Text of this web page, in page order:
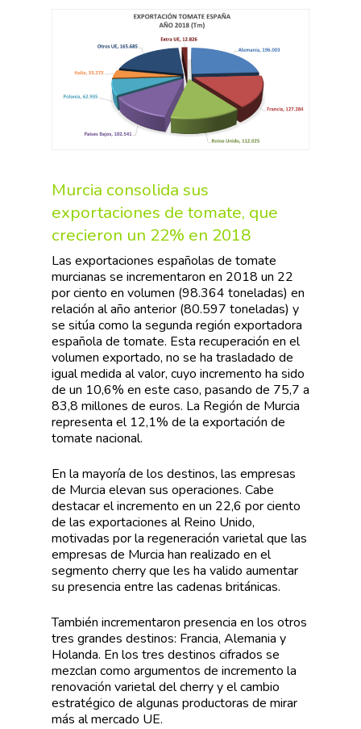
Murcia consolida sus
exportaciones de tomate, que
crecieron un 22% en 2018
Las exportaciones españolas de tomate
murcianas se incrementaron en 2018 un 22
por ciento en volumen (98.364 toneladas) en
relación al año anterior (80.597 toneladas) y
se sitúa como la segunda región exportadora
española de tomate. Esta recuperación en el
volumen exportado, no se ha trasladado de
igual medida al valor, cuyo incremento ha sido
de un 10,6% en este caso, pasando de 75,7 a
83,8 millones de euros. La Región de Murcia
representa el 12,1% de la exportación de
tomate nacional.
En la mayoría de los destinos, las empresas
de Murcia elevan sus operaciones. Cabe
destacar el incremento en un 22,6 por ciento
de las exportaciones al Reino Unido,
motivadas por la regeneración varietal que las
empresas de Murcia han realizado en el
segmento cherry que les ha valido aumentar
su presencia entre las cadenas británicas.
También incrementaron presencia en los otros
tres grandes destinos: Francia, Alemania y
Holanda. En los tres destinos cifrados se
mezclan como argumentos de incremento la
renovación varietal del cherry y el cambio
estratégico de algunas productoras de mirar
más al mercado UE.